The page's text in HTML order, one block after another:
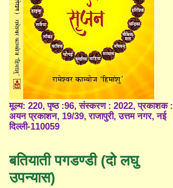
मूल्य: 220, पृष्ठ :96, संस्करण : 2022, प्रकाशक :
अयन प्रकाशन, 19/39, राजापुरी, उत्तम नगर, नई
दिल्ली-110059
बतियाती पगडण्डी (दो लघु
उपन्यास)